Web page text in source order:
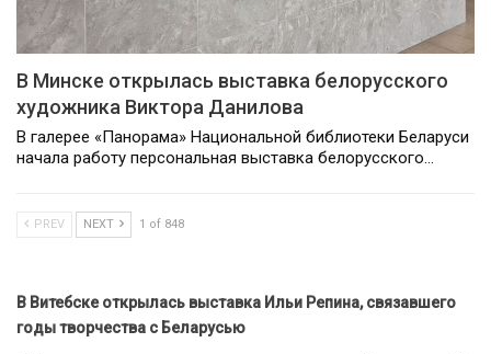
В Минске открылась выставка белорусского
художника Виктора Данилова
В галерее «Панорама» Национальной библиотеки Беларуси
начала работу персональная выставка белорусского…
PREV NEXT 1 of 848
В Витебске открылась выставка Ильи Репина, связавшего
годы творчества с Беларусью